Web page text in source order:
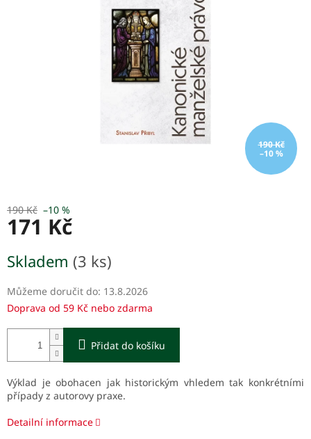
190 Kč
–10 %
190 Kč –10 %
171 Kč
cena:
Skladem (3 ks)
Můžeme doručit do: 13.8.2026
Doprava od 59 Kč nebo zdarma
Přidat do košíku
Výklad je obohacen jak historickým vhledem tak konkrétními
případy z autorovy praxe.
Detailní informace